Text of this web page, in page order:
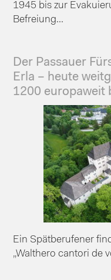
1945 bis zur
Befreiung...
Der Passauer
Erla – heute
1200 europaweit
Ein Spätberufener
„Walthero cantori de